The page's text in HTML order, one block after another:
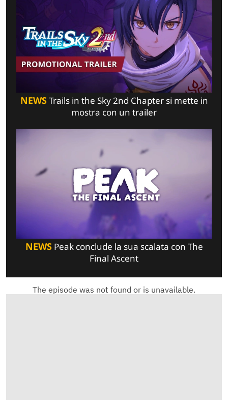
NEWSTrails in the Sky 2nd Chapter si mette in
mostra con un trailer
NEWSPeak conclude la sua scalata con The
Final Ascent